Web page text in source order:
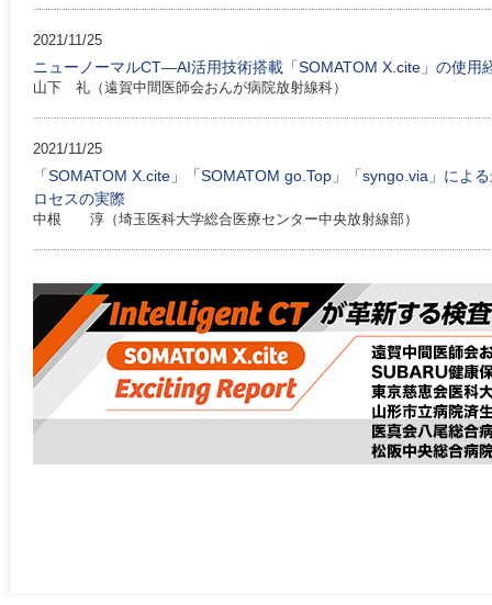
2021/11/25
ニューノーマルCT—AI活用技術搭載「SOMATOM X.cite」の使用
山下 礼（遠賀中間医師会おんが病院放射線科）
2021/11/25
「SOMATOM X.cite」「SOMATOM go.Top」「syngo.via」によ
ロセスの実際
中根 淳（埼玉医科大学総合医療センター中央放射線部）